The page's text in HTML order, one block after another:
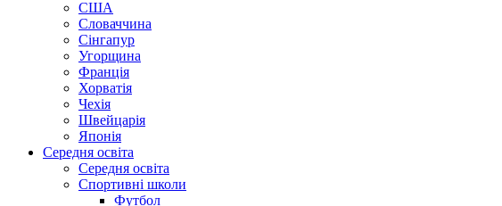
США
Словаччина
Сінгапур
Угорщина
Франція
Хорватія
Чехія
Швейцарія
Японія
Середня освіта
Середня освіта
Спортивні школи
Футбол